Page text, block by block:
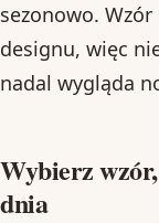
sezonowo.
designu, więc
nadal wygląda
Wybierz
dnia